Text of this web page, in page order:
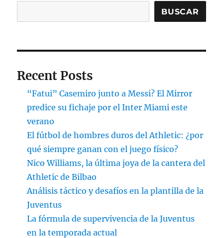
BUSCAR
Recent Posts
“Fatui” Casemiro junto a Messi? El Mirror
predice su fichaje por el Inter Miami este
verano
El fútbol de hombres duros del Athletic: ¿por
qué siempre ganan con el juego físico?
Nico Williams, la última joya de la cantera del
Athletic de Bilbao
Análisis táctico y desafíos en la plantilla de la
Juventus
La fórmula de supervivencia de la Juventus
en la temporada actual